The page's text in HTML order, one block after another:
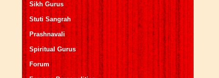
Sikh Gurus
Stuti Sangrah
Prashnavali
Spiritual Gurus
Forum